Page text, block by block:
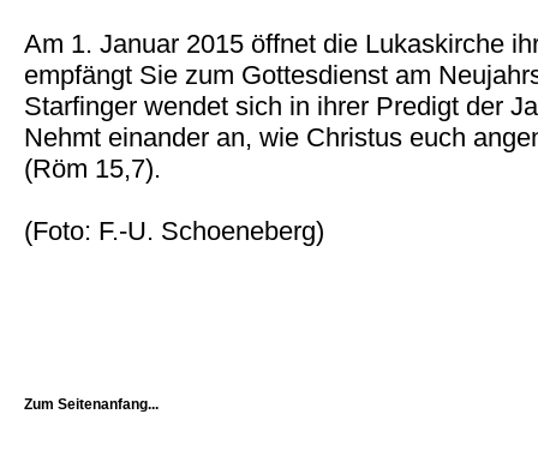
Am 1. Januar 2015 öffnet die Lukaskirche
empfängt Sie zum Gottesdienst am
Starfinger wendet sich in ihrer Predigt der
Nehmt einander an, wie Christus euch
(Röm 15,7).
(Foto: F.-U. Schoeneberg)
Zum Seitenanfang...